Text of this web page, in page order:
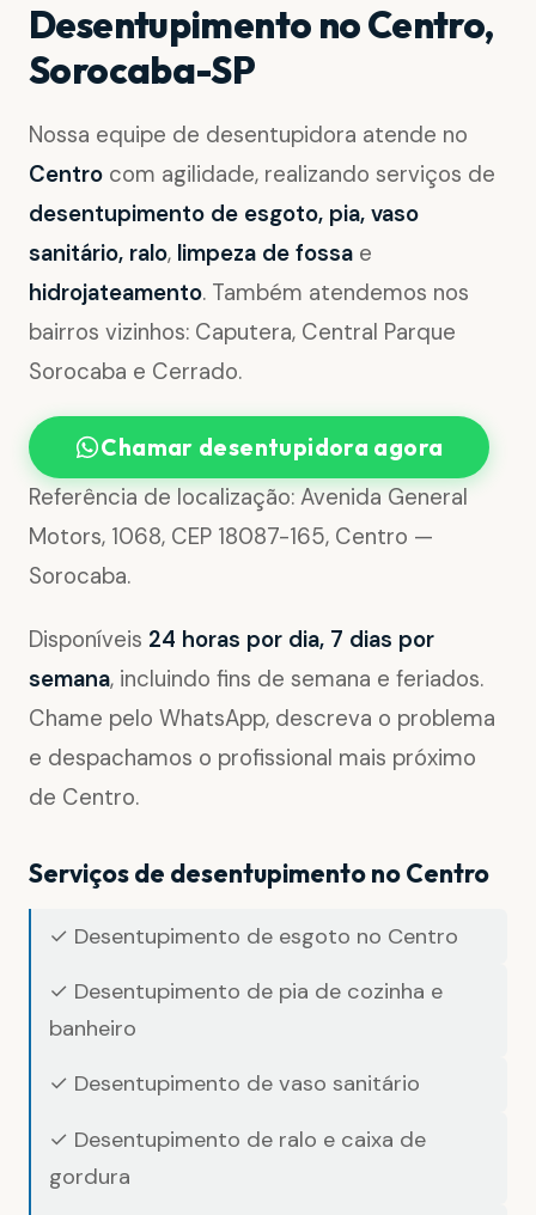
Desentupimento no Centro,
Sorocaba-SP
Nossa equipe de desentupidora atende no
Centro com agilidade, realizando serviços de
desentupimento de esgoto, pia, vaso
sanitário, ralo, limpeza de fossa e
hidrojateamento. Também atendemos nos
bairros vizinhos: Caputera, Central Parque
Sorocaba e Cerrado.
Chamar desentupidora agora
Referência de localização: Avenida General
Motors, 1068, CEP 18087-165, Centro —
Sorocaba.
Disponíveis 24 horas por dia, 7 dias por
semana, incluindo fins de semana e feriados.
Chame pelo WhatsApp, descreva o problema
e despachamos o profissional mais próximo
de Centro.
Serviços de desentupimento no Centro
✓ Desentupimento de esgoto no Centro
✓ Desentupimento de pia de cozinha e
banheiro
✓ Desentupimento de vaso sanitário
✓ Desentupimento de ralo e caixa de
gordura